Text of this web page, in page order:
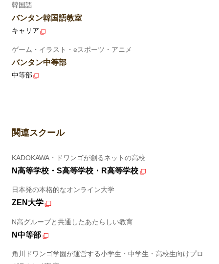
韓国語
バンタン韓国語教室
キャリア
ゲーム・イラスト・eスポーツ・アニメ
バンタン中等部
中等部
関連スクール
KADOKAWA・ドワンゴが創るネットの高校
N高等学校・S高等学校・R高等学校
日本発の本格的なオンライン大学
ZEN大学
N高グループと共通したあたらしい教育
N中等部
角川ドワンゴ学園が運営する小学生・中学生・高校生向けプロ